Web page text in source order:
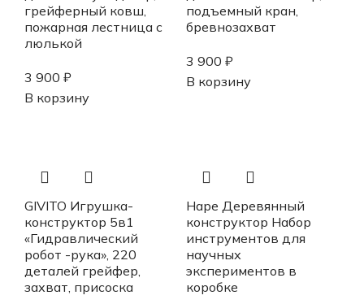
грейферный ковш,
пожарная лестница с
люлькой
3 900 ₽
В корзину
подъемный кран,
бревнозахват
3 900 ₽
В корзину
GIVITO Игрушка-
конструктор 5в1
«Гидравлический
робот -рука», 220
деталей грейфер,
захват, присоска
Hape Деревянный
конструктор Набор
инструментов для
научных
экспериментов в
коробке